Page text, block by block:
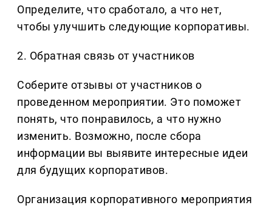
Определите, что сработало, а что нет,
чтобы улучшить следующие корпоративы.
2. Обратная связь от участников
Соберите отзывы от участников о
проведенном мероприятии. Это поможет
понять, что понравилось, а что нужно
изменить. Возможно, после сбора
информации вы выявите интересные идеи
для будущих корпоративов.
Организация корпоративного мероприятия